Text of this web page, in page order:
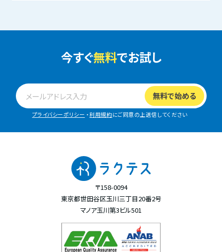
今すぐ無料でお試し
プライバシーポリシー ・利用規約にご同意の上送信してください
〒158-0094
東京都世田谷区玉川三丁目20番2号
マノア玉川第3ビル501